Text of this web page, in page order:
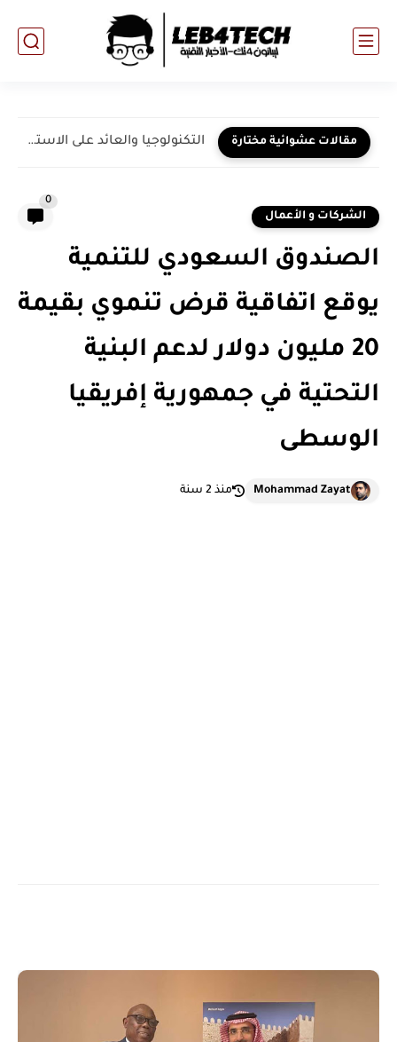
مقالات عشوائية مختارة التكنولوجيا والعائد على الاستثمار في قطاع الاتصالات: إلى أين يتجه...
الشركات و الأعمال
0
الصندوق السعودي للتنمية
يوقع اتفاقية قرض تنموي بقيمة
20 مليون دولار لدعم البنية
التحتية في جمهورية إفريقيا
الوسطى
Mohammad Zayat منذ 2 سنة